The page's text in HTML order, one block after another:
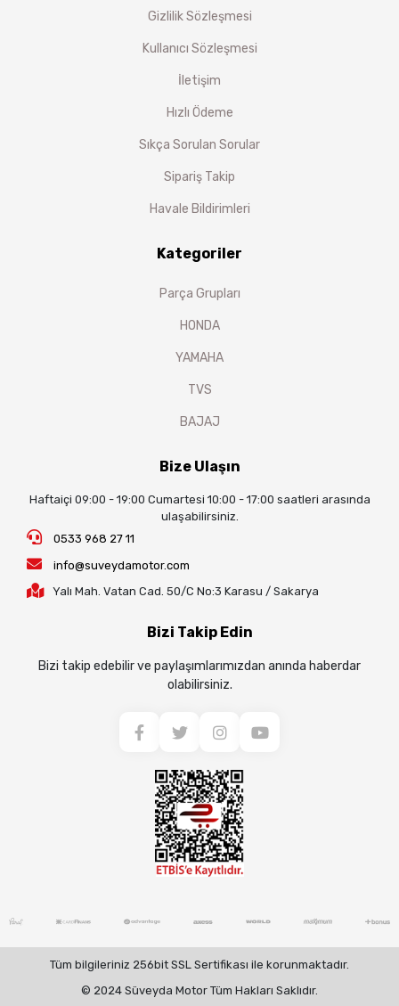
Gizlilik Sözleşmesi
Kullanıcı Sözleşmesi
İletişim
Hızlı Ödeme
Sıkça Sorulan Sorular
Sipariş Takip
Havale Bildirimleri
Kategoriler
Parça Grupları
HONDA
YAMAHA
TVS
BAJAJ
Bize Ulaşın
Haftaiçi 09:00 - 19:00 Cumartesi 10:00 - 17:00 saatleri arasında
ulaşabilirsiniz.
0533 968 27 11
info@suveydamotor.com
Yalı Mah. Vatan Cad. 50/C No:3 Karasu / Sakarya
Bizi Takip Edin
Bizi takip edebilir ve paylaşımlarımızdan anında haberdar
olabilirsiniz.
Tüm bilgileriniz 256bit SSL Sertifikası ile korunmaktadır.
© 2024 Süveyda Motor Tüm Hakları Saklıdır.